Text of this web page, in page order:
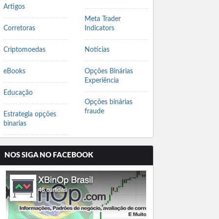
Artigos
Corretoras
Criptomoedas
eBooks
Educação
Estrategia opções
binarias
Meta Trader
Indicators
Notícias
Opções Binárias
Experiência
Opções binárias
fraude
NOS SIGA NO FACEBOOK